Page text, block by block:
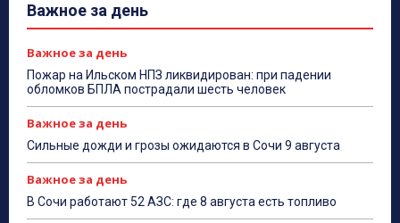
Важное за день
Важное за день
Пожар на Ильском НПЗ ликвидирован: при падении
обломков БПЛА пострадали шесть человек
Важное за день
Сильные дожди и грозы ожидаются в Сочи 9 августа
Важное за день
В Сочи работают 52 АЗС: где 8 августа есть топливо